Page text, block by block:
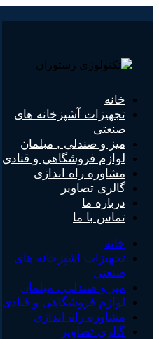
خانه
تجهیزات آشپزخانه های
صنعتی
میز و صندلی , مبلمان
لوازم فروشگاهی و قنادی
مشاوره راه اندازی
گالری تصاویر
درباره ما
تماس با ما
خانه
تجهیزات آشپزخانه های
صنعتی
میز و صندلی , مبلمان
لوازم فروشگاهی و قنادی
مشاوره راه اندازی
گالری تصاویر